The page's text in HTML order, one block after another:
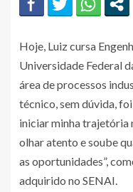
Hoje, Luiz cursa
Universidade Federal
área de processos
técnico, sem dúvida,
iniciar minha trajetória
olhar atento e soube
as oportunidades”,
adquirido no SENAI.